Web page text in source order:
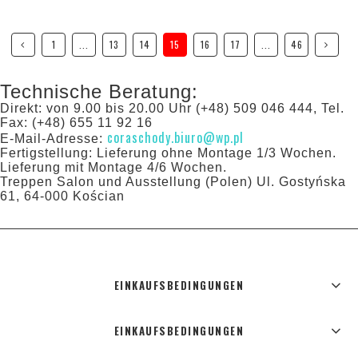
1 13 14 15 16 17 46
Technische Beratung:
Direkt: von 9.00 bis 20.00 Uhr (+48) 509 046 444, Tel.
Fax: (+48) 655 11 92 16
E-Mail-Adresse: coraschody.biuro@wp.pl
Fertigstellung: Lieferung ohne Montage 1/3 Wochen.
Lieferung mit Montage 4/6 Wochen.
Treppen Salon und Ausstellung (Polen) Ul. Gostyńska
61, 64-000 Kościan
EINKAUFSBEDINGUNGEN
EINKAUFSBEDINGUNGEN